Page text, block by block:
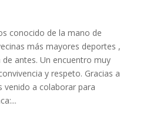
conocido de la mano de
más mayores deportes ,
antes. Un encuentro muy
y respeto. Gracias a
venido a colaborar para